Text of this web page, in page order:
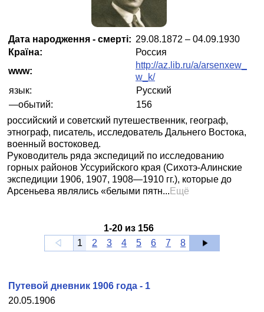
Дата народження - смерті: 29.08.1872 – 04.09.1930
Країна:
Россия
www:
http://az.lib.ru/a/arsenxew_
w_k/
язык:
Русский
—обытий:
156
российский и советский путешественник, географ,
этнограф, писатель, исследователь Дальнего Востока,
военный востоковед.
Руководитель ряда экспедиций по исследованию
горных районов Уссурийского края (Сихотэ-Алинские
экспедиции 1906, 1907, 1908—1910 гг.), которые до
Арсеньева являлись «белыми пятн... Ещё
1-20 из 156
1
2 3 4 5 6 7 8
20.05.1906
Путевой дневник 1906 года - 1